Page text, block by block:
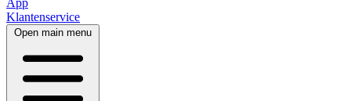
App
Klantenservice
Open main menu